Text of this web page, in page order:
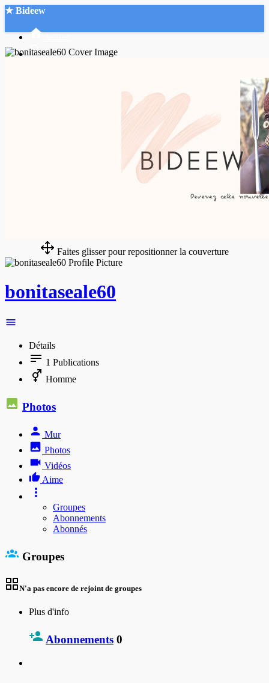
★ Bideew
Faites glisser pour repositionner la couverture
bonitaseale60
Détails
1 Publications
Homme
Photos
Mur
Photos
Vidéos
Aime
Groupes
Abonnements
Abonnés
Groupes
N'a pas encore de rejoint de groupes
Plus d'info
Abonnements 0